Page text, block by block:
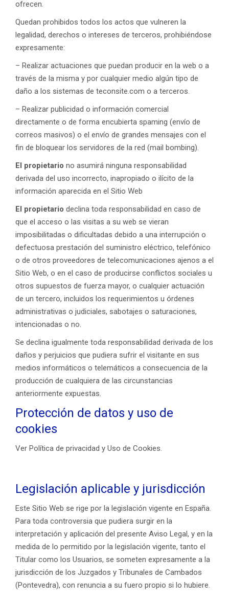
ofrecen.
Quedan prohibidos todos los actos que vulneren la
legalidad, derechos o intereses de terceros, prohibiéndose
expresamente:
– Realizar actuaciones que puedan producir en la web o a
través de la misma y por cualquier medio algún tipo de
daño a los sistemas de teconsite.com o a terceros.
– Realizar publicidad o información comercial
directamente o de forma encubierta spaming (envío de
correos masivos) o el envío de grandes mensajes con el
fin de bloquear los servidores de la red (mail bombing).
El propietario no asumirá ninguna responsabilidad
derivada del uso incorrecto, inapropiado o ilícito de la
información aparecida en el Sitio Web
El propietario declina toda responsabilidad en caso de
que el acceso o las visitas a su web se vieran
imposibilitadas o dificultadas debido a una interrupción o
defectuosa prestación del suministro eléctrico, telefónico
o de otros proveedores de telecomunicaciones ajenos a el
Sitio Web, o en el caso de producirse conflictos sociales u
otros supuestos de fuerza mayor, o cualquier actuación
de un tercero, incluidos los requerimientos u órdenes
administrativas o judiciales, sabotajes o saturaciones,
intencionadas o no.
Se declina igualmente toda responsabilidad derivada de los
daños y perjuicios que pudiera sufrir el visitante en sus
medios informáticos o telemáticos a consecuencia de la
producción de cualquiera de las circunstancias
anteriormente expuestas.
Protección de datos y uso de
cookies
Ver Política de privacidad y Uso de Cookies.
Legislación aplicable y jurisdicción
Este Sitio Web se rige por la legislación vigente en España.
Para toda controversia que pudiera surgir en la
interpretación y aplicación del presente Aviso Legal, y en la
medida de lo permitido por la legislación vigente, tanto el
Titular como los Usuarios, se someten expresamente a la
jurisdicción de los Juzgados y Tribunales de Cambados
(Pontevedra), con renuncia a su fuero propio si lo hubiere.